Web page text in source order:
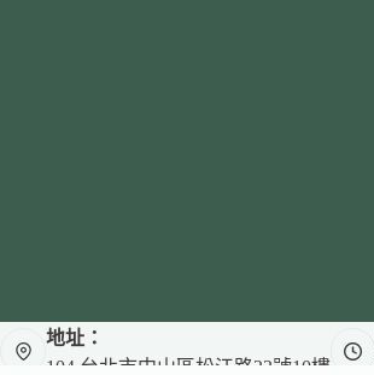
地址：
104 台北市中山區松江路23號10樓